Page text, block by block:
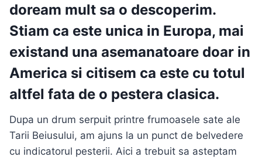
doream mult sa o descoperim.
Stiam ca este unica in Europa, mai
existand una asemanatoare doar in
America si citisem ca este cu totul
altfel fata de o pestera clasica.
Dupa un drum serpuit printre frumoasele sate ale
Tarii Beiusului, am ajuns la un punct de belvedere
cu indicatorul pesterii. Aici a trebuit sa asteptam